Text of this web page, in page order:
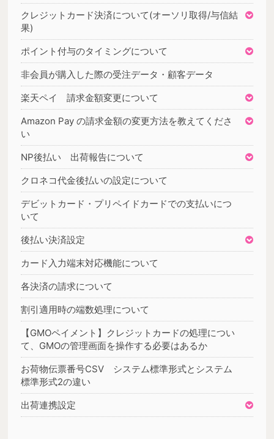
クレジットカード決済について(オーソリ取得/与信結
果)
ポイント付与のタイミングについて
非会員が購入した際の受注データ・顧客データ
楽天ペイ 請求金額変更について
Amazon Pay の請求金額の変更方法を教えてくださ
い
NP後払い 出荷報告について
クロネコ代金後払いの設定について
デビットカード・プリペイドカードでの支払いにつ
いて
後払い決済設定
カード入力端末対応機能について
各決済の請求について
割引適用時の端数処理について
【GMOペイメント】クレジットカードの処理につい
て、GMOの管理画面を操作する必要はあるか
お荷物伝票番号CSV システム標準形式とシステム
標準形式2の違い
出荷連携設定